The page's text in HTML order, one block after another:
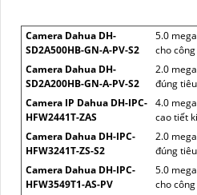
Camera Dahua DH-
SD2A500HB-GN-A-PV-S2
5.0
cho
Camera Dahua DH-
SD2A200HB-GN-A-PV-S2
2.0
đúng
Camera IP Dahua DH-IPC-
HFW2441T-ZAS
4.0
cao tiết
Camera Dahua DH-IPC-
HFW3241T-ZS-S2
2.0
đúng
Camera Dahua DH-IPC-
HFW3549T1-AS-PV
5.0
cho